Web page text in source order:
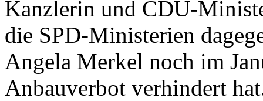
Kanzlerin und CDU-
die SPD-Ministerien
Angela Merkel noch im
Anbauverbot verhindert